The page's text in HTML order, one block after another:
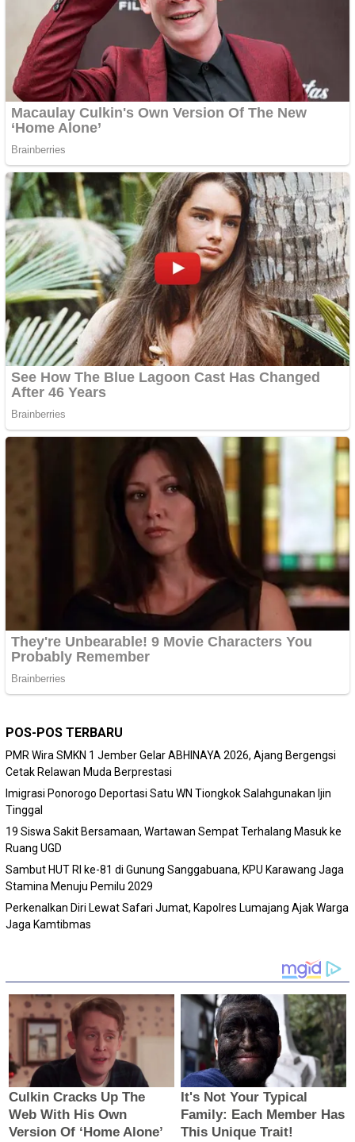
POS-POS TERBARU
PMR Wira SMKN 1 Jember Gelar ABHINAYA 2026, Ajang Bergengsi
Cetak Relawan Muda Berprestasi
Imigrasi Ponorogo Deportasi Satu WN Tiongkok Salahgunakan Ijin
Tinggal
19 Siswa Sakit Bersamaan, Wartawan Sempat Terhalang Masuk ke
Ruang UGD
Sambut HUT RI ke-81 di Gunung Sanggabuana, KPU Karawang Jaga
Stamina Menuju Pemilu 2029
Perkenalkan Diri Lewat Safari Jumat, Kapolres Lumajang Ajak Warga
Jaga Kamtibmas